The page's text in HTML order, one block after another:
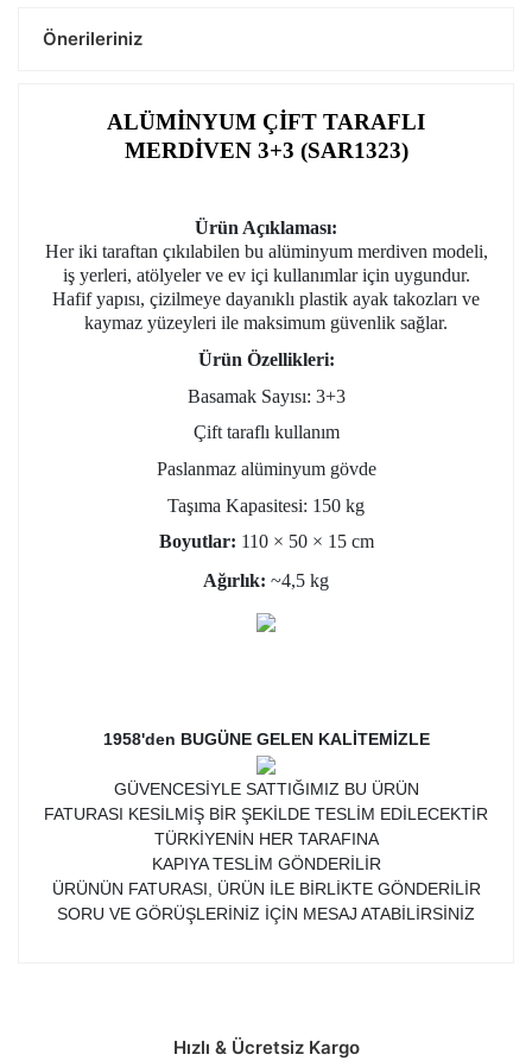
Önerileriniz
ALÜMİNYUM ÇİFT TARAFLI
MERDİVEN 3+3 (SAR1323)
Ürün Açıklaması:
Her iki taraftan çıkılabilen bu alüminyum merdiven modeli,
iş yerleri, atölyeler ve ev içi kullanımlar için uygundur.
Hafif yapısı, çizilmeye dayanıklı plastik ayak takozları ve
kaymaz yüzeyleri ile maksimum güvenlik sağlar.
Ürün Özellikleri:
Basamak Sayısı: 3+3
Çift taraflı kullanım
Paslanmaz alüminyum gövde
Taşıma Kapasitesi: 150 kg
Boyutlar: 110 × 50 × 15 cm
Ağırlık: ~4,5 kg
1958'den BUGÜNE GELEN KALİTEMİZLE
GÜVENCESİYLE SATTIĞIMIZ BU ÜRÜN
FATURASI KESİLMİŞ BİR ŞEKİLDE TESLİM EDİLECEKTİR
TÜRKİYENİN HER TARAFINA
KAPIYA TESLİM GÖNDERİLİR
ÜRÜNÜN FATURASI, ÜRÜN İLE BİRLİKTE GÖNDERİLİR
SORU VE GÖRÜŞLERİNİZ İÇİN MESAJ ATABİLİRSİNİZ
Hızlı & Ücretsiz Kargo